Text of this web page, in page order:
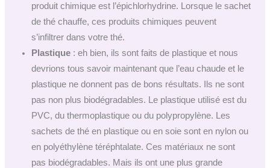
produit chimique est l’épichlorhydrine. Lorsque le sachet
de thé chauffe, ces produits chimiques peuvent
s’infiltrer dans votre thé.
Plastique: eh bien, ils sont faits de plastique et nous
devrions tous savoir maintenant que l’eau chaude et le
plastique ne donnent pas de bons résultats. Ils ne sont
pas non plus biodégradables. Le plastique utilisé est du
PVC, du thermoplastique ou du polypropylène. Les
sachets de thé en plastique ou en soie sont en nylon ou
en polyéthylène téréphtalate. Ces matériaux ne sont
pas biodégradables. Mais ils ont une plus grande